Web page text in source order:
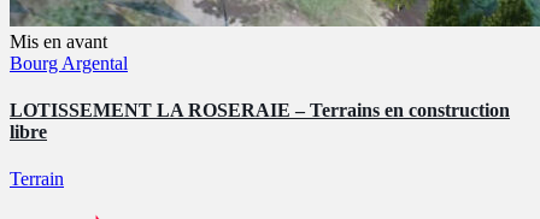
Mis en avant
Bourg Argental
LOTISSEMENT LA ROSERAIE – Terrains en construction
libre
Terrain